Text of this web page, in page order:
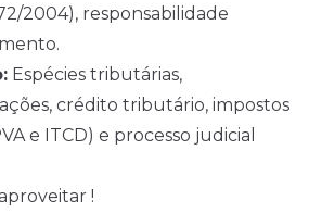
2004), responsabilidade
Espécies tributárias,
crédito tributário, impostos
e ITCD) e processo judicial
!